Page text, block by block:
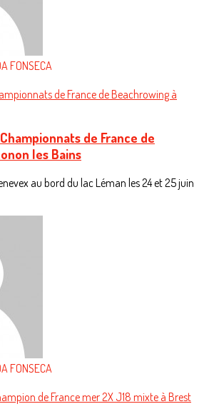
FONSECA
de France de
les Bains
au bord du lac Léman les 24 et 25 juin
FONSECA